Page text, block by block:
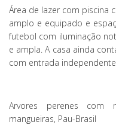
Área de lazer com piscina
amplo e equipado e
futebol com iluminação
e ampla. A casa ainda
com entrada
Arvores perenes com
mangueiras, Pau-Brasil